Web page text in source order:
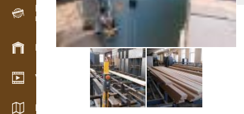
Registriergerät
Holzbestandsaufnahme im Gelände
Bestandsmanagement
Video Showroom
Kataloge / Broschüren